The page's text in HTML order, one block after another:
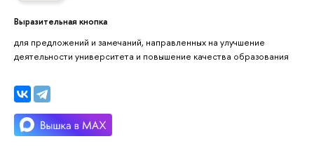
Выразительная кнопка
для предложений и замечаний, направленных на улучшение
деятельности университета и повышение качества образования